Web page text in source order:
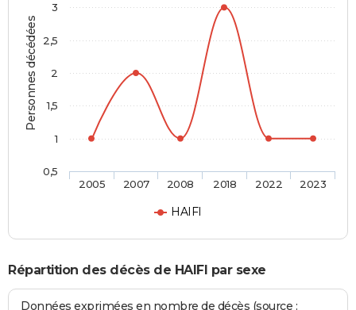
Personnes décédées
HAIFI
2005 2007 2008 2018 2022 2023
0,5
1
1,5
2
2,5
3
Répartition des décès de HAIFI par sexe
Données exprimées en nombre de décès (source :